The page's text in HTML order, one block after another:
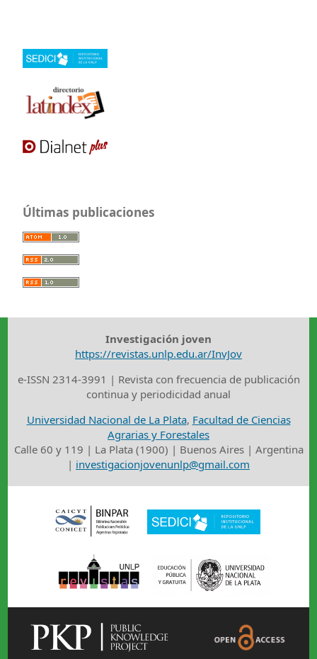
Últimas publicaciones
Investigación joven
https://revistas.unlp.edu.ar/InvJov
e-ISSN 2314-3991 | Revista con frecuencia de publicación
continua y periodicidad anual
Universidad Nacional de La Plata, Facultad de Ciencias
Agrarias y Forestales
Calle 60 y 119 | La Plata (1900) | Buenos Aires | Argentina
| investigacionjovenunlp@gmail.com